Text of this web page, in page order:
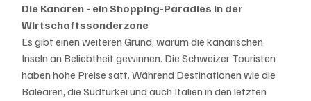
Die Kanaren - ein Shopping-Paradies in der
Wirtschaftssonderzone
Es gibt einen weiteren Grund, warum die kanarischen
Inseln an Beliebtheit gewinnen. Die Schweizer Touristen
haben hohe Preise satt. Während Destinationen wie die
Balearen, die Südtürkei und auch Italien in den letzten